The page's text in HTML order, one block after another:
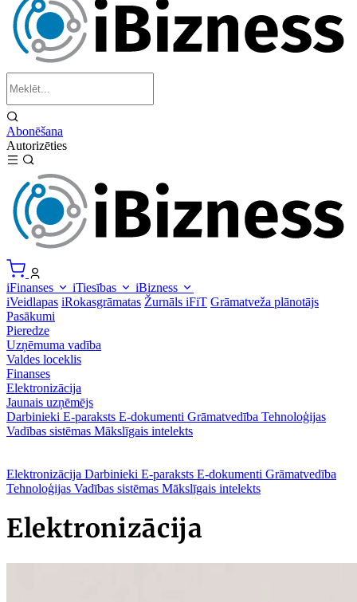
Abonēšana
Autorizēties
iFinanses iTiesības
iBizness
iVeidlapas iRokasgrāmatas Žurnāls iFiT Grāmatveža plānotājs
Pasākumi
Pieredze
Uzņēmuma vadība
Valdes loceklis
Finanses
Elektronizācija
Jaunais uzņēmējs
Darbinieki E-paraksts E-dokumenti Grāmatvedība Tehnoloģijas
Vadības sistēmas Mākslīgais intelekts
Elektronizācija Darbinieki E-paraksts E-dokumenti Grāmatvedība
Tehnoloģijas Vadības sistēmas Mākslīgais intelekts
Elektronizācija